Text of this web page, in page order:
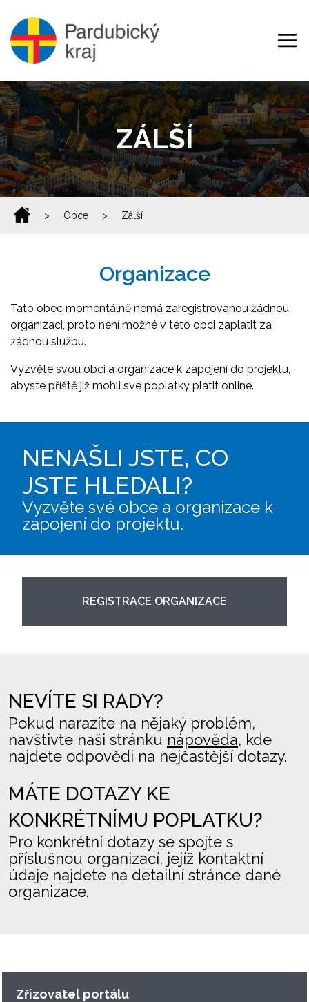
ZÁLŠÍ
> Obce > Zálší
Organizace
Tato obec momentálně nemá zaregistrovanou žádnou
organizaci, proto není možné v této obci zaplatit za
žádnou službu.
Vyzvěte svou obci a organizace k zapojení do projektu,
abyste příště již mohli své poplatky platit online.
NENAŠLI JSTE, CO
JSTE HLEDALI?
Vyzvěte své obce a organizace k
zapojení do projektu.
REGISTRACE ORGANIZACE
NEVÍTE SI RADY?
Pokud narazíte na nějaký problém,
navštivte naši stránku nápověda, kde
najdete odpovědi na nejčastější dotazy.
MÁTE DOTAZY KE
KONKRÉTNÍMU POPLATKU?
Pro konkrétní dotazy se spojte s
příslušnou organizací, jejíž kontaktní
údaje najdete na detailní stránce dané
organizace.
Zřizovatel portálu